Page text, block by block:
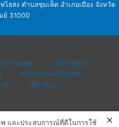
ไธสง ตำบลชุมเห็ด อำเภอเมือง จังหวัด
ย์ 31000
การแพทย์
บริการผู้ป่วย
ข่าวสาร และกิจกรรม
พ
เกี่ยวกับเรา
และประสบการณ์ที่ดีในการใช้